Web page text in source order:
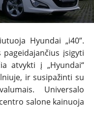
Hyundai „i40”.
pageidajančius įsigyti
atvykti į „Hyundai“
ir susipažinti su
Universalo
salone kainuoja